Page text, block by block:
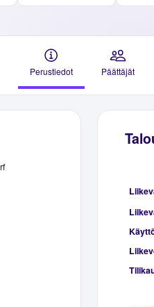
Perustiedot Päättäjät